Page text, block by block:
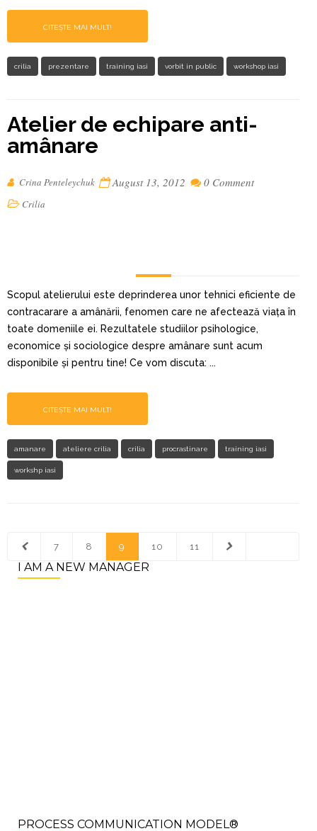
CITEȘTE MAI MULT!
crilia prezentare training iasi vorbit in public workshop iasi
Atelier de echipare anti-
amânare
Crina Penteleychuk August 13, 2012 0 Comment
Crilia
Scopul atelierului este deprinderea unor tehnici eficiente de
contracarare a amânării, fenomen care ne afectează viața în
toate domeniile ei. Rezultatele studiilor psihologice,
economice și sociologice despre amânare sunt acum
disponibile și pentru tine! Ce vom discuta: ...
CITEȘTE MAI MULT!
amanare ateliere crilia crilia procrastinare training iasi
workshp iasi
7 8 9 10 11
I AM A NEW MANAGER
PROCESS COMMUNICATION MODEL®